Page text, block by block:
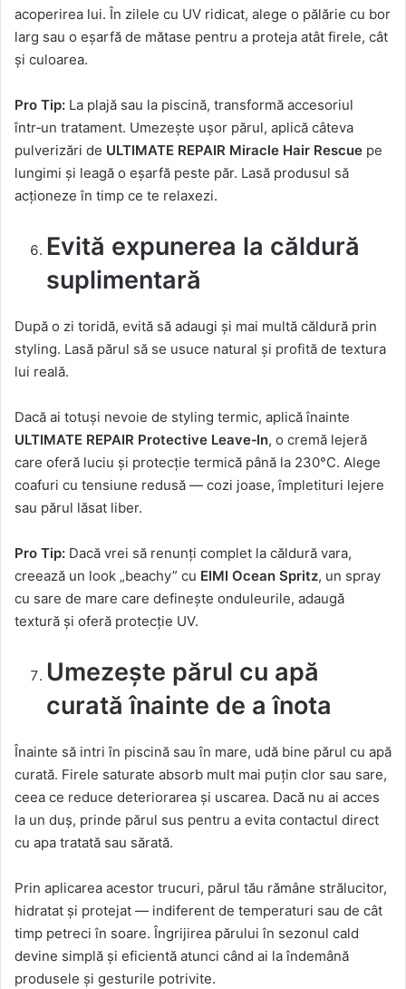
acoperirea lui. În zilele cu UV ridicat, alege o pălărie cu bor
larg sau o eșarfă de mătase pentru a proteja atât firele, cât
și culoarea.
Pro Tip: La plajă sau la piscină, transformă accesoriul
într‑un tratament. Umezește ușor părul, aplică câteva
pulverizări de ULTIMATE REPAIR Miracle Hair Rescue pe
lungimi și leagă o eșarfă peste păr. Lasă produsul să
acționeze în timp ce te relaxezi.
Evită expunerea la căldură
suplimentară
După o zi toridă, evită să adaugi și mai multă căldură prin
styling. Lasă părul să se usuce natural și profită de textura
lui reală.
Dacă ai totuși nevoie de styling termic, aplică înainte
ULTIMATE REPAIR Protective Leave‑In, o cremă lejeră
care oferă luciu și protecție termică până la 230°C. Alege
coafuri cu tensiune redusă — cozi joase, împletituri lejere
sau părul lăsat liber.
Pro Tip: Dacă vrei să renunți complet la căldură vara,
creează un look „beachy” cu EIMI Ocean Spritz, un spray
cu sare de mare care definește onduleurile, adaugă
textură și oferă protecție UV.
Umezește părul cu apă
curată înainte de a înota
Înainte să intri în piscină sau în mare, udă bine părul cu apă
curată. Firele saturate absorb mult mai puțin clor sau sare,
ceea ce reduce deteriorarea și uscarea. Dacă nu ai acces
la un duș, prinde părul sus pentru a evita contactul direct
cu apa tratată sau sărată.
Prin aplicarea acestor trucuri, părul tău rămâne strălucitor,
hidratat și protejat — indiferent de temperaturi sau de cât
timp petreci în soare. Îngrijirea părului în sezonul cald
devine simplă și eficientă atunci când ai la îndemână
produsele și gesturile potrivite.